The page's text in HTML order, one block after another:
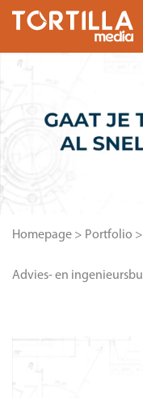
Homepage > Portfolio >
Advies- en